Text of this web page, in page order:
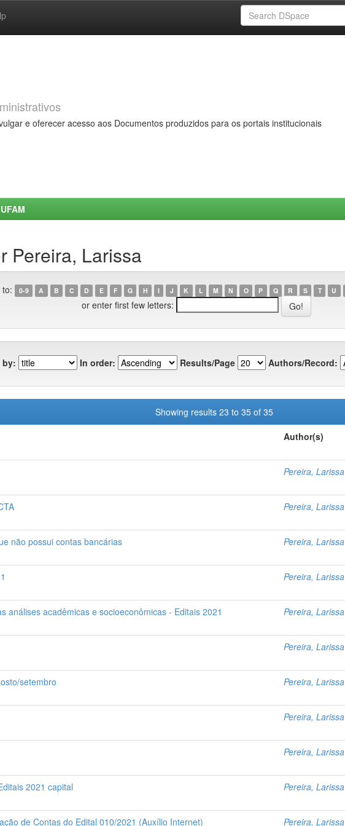
e oferecer acesso aos Documentos produzidos para os portais institucionais
Pereira, Larissa
to: 0-9 A B C D E F G H I J K L M N O P Q R S T U
or enter first few letters:
by: In order: Results/Page Authors/Record:
Showing results 23 to 35 of 35
Author(s)
Pereira, Larissa
Pereira, Larissa
não possui contas bancárias Pereira, Larissa
Pereira, Larissa
análises acadêmicas e socioeconômicas - Editais 2021 Pereira, Larissa
Pereira, Larissa
setembro Pereira, Larissa
Pereira, Larissa
Pereira, Larissa
2021 capital Pereira, Larissa
de Contas do Edital 010/2021 (Auxílio Internet) Pereira, Larissa